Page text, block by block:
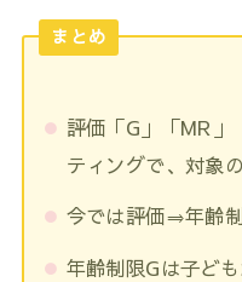
まとめ
評価「G」「MR
ティングで、対象
今では評価⇒年齢
年齢制限Gは子ど